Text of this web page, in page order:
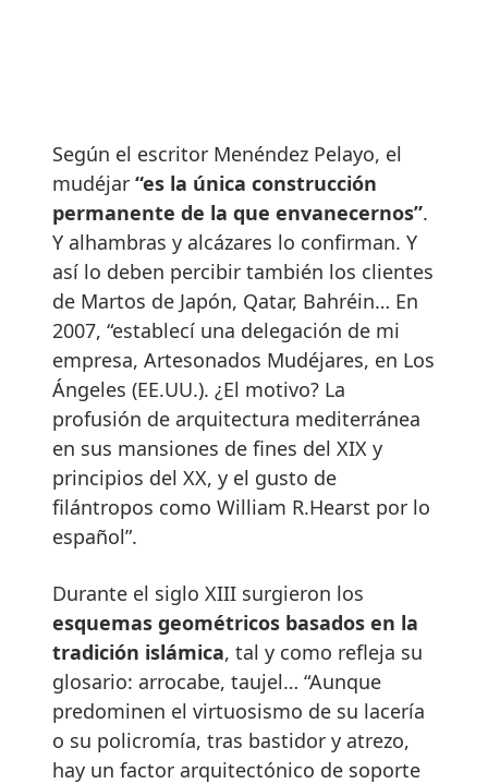
Según el escritor Menéndez Pelayo, el
mudéjar “es la única construcción
permanente de la que envanecernos”.
Y alhambras y alcázares lo confirman. Y
así lo deben percibir también los clientes
de Martos de Japón, Qatar, Bahréin… En
2007, “establecí una delegación de mi
empresa, Artesonados Mudéjares, en Los
Ángeles (EE.UU.). ¿El motivo? La
profusión de arquitectura mediterránea
en sus mansiones de fines del XIX y
principios del XX, y el gusto de
filántropos como William R.Hearst por lo
español”.
Durante el siglo XIII surgieron los
esquemas geométricos basados en la
tradición islámica, tal y como refleja su
glosario: arrocabe, taujel… “Aunque
predominen el virtuosismo de su lacería
o su policromía, tras bastidor y atrezo,
hay un factor arquitectónico de soporte